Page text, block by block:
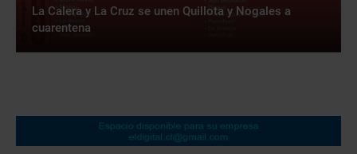
La Calera y La Cruz se unen Quillota y Nogales a
cuarentena